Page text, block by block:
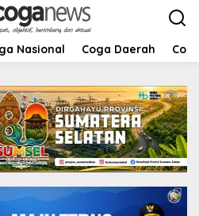
Nasional Coga Daerah